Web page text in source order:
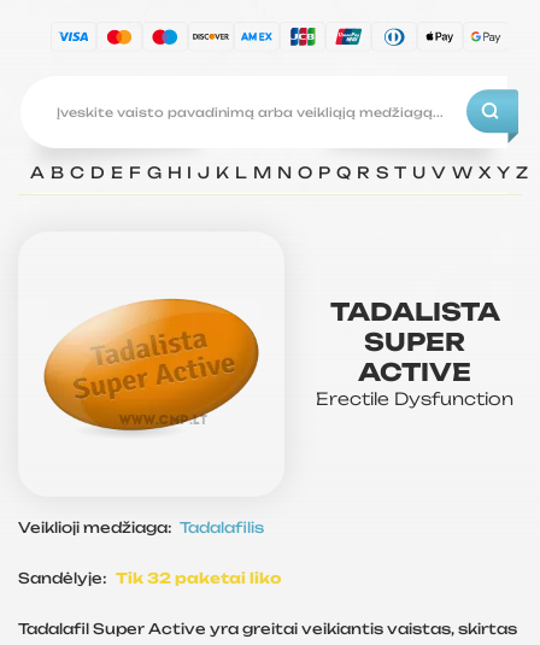
A B C D E F G H I J K L M N O P Q R S T U V W X Y Z
TADALISTA
SUPER
ACTIVE
Erectile Dysfunction
Veiklioji medžiaga: Tadalafilis
Sandėlyje: Tik 32 paketai liko
Tadalafil Super Active yra greitai veikiantis vaistas, skirtas